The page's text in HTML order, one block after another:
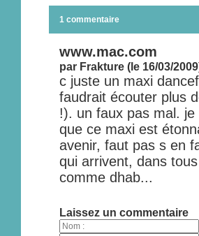
1 commentaire
www.mac.com
par Frakture (le 16/03/
c juste un maxi
faudrait écouter plus
!). un faux pas mal.
que ce maxi est
avenir, faut pas s en
qui arrivent, dans
comme dhab...
Laissez un commentaire